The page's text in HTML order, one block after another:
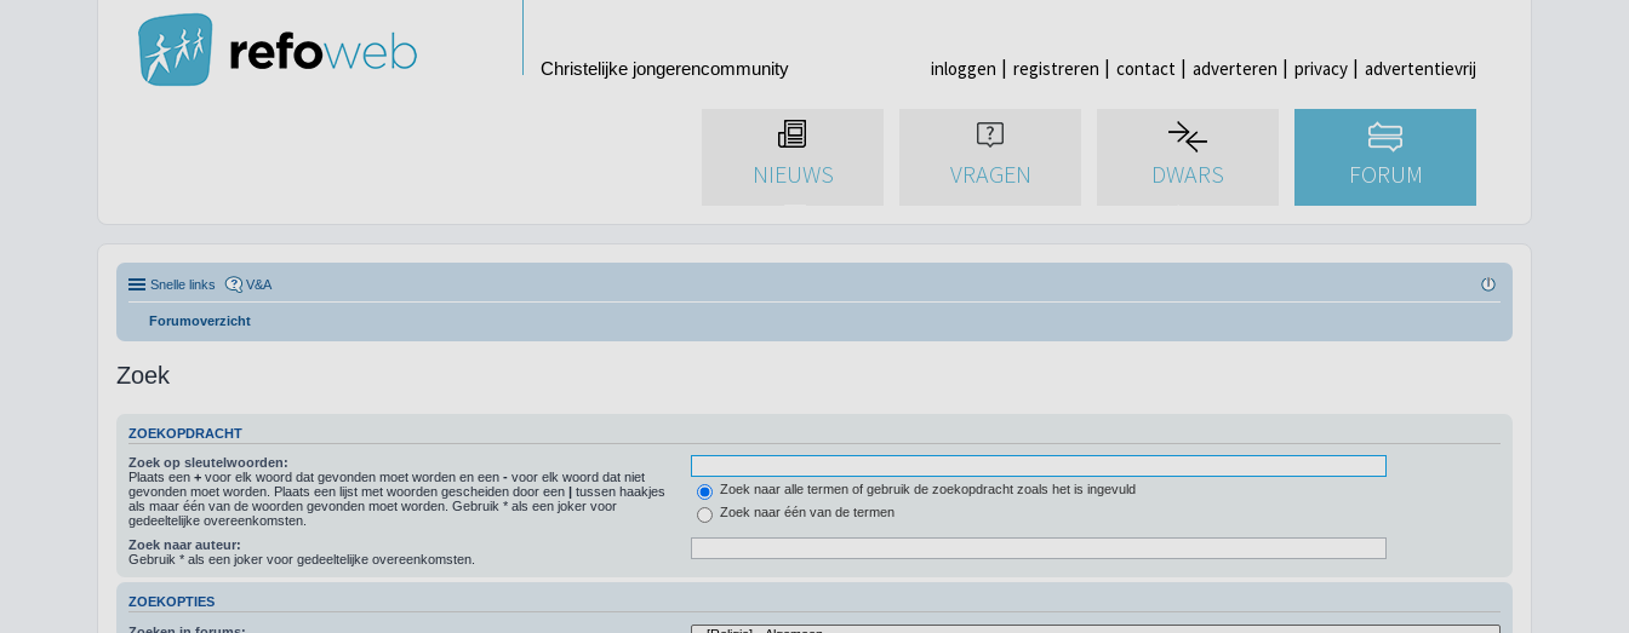
Christelijke jongerencommunity inloggen registreren contact adverteren privacy advertentievrij
NIEUWS VRAGEN DWARS FORUM
Snelle links V&A
Forumoverzicht
Zoek
ZOEKOPDRACHT
Zoek op sleutelwoorden:
Plaats een + voor elk woord dat gevonden moet worden en een - voor elk woord dat niet
gevonden moet worden. Plaats een lijst met woorden gescheiden door een | tussen haakjes
als maar één van de woorden gevonden moet worden. Gebruik * als een joker voor
gedeeltelijke overeenkomsten.
Zoek naar alle termen of gebruik de zoekopdracht zoals het is ingevuld
Zoek naar één van de termen
Zoek naar auteur:
Gebruik * als een joker voor gedeeltelijke overeenkomsten.
ZOEKOPTIES